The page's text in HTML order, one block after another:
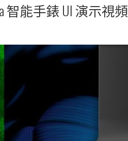
智能手錶 UI 演示視